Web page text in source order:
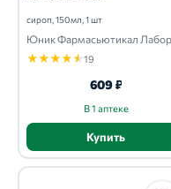
сироп, 150мл, 1 шт
★★★★★19
609 ₽
В 1 аптеке
Купить